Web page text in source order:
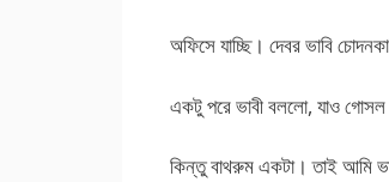
অফিসে যাচ্ছি। দেবর ভাবি
একটু পরে ভাবী বললো, যাও
কিন্তু বাথরুম একটা। তাই আমি